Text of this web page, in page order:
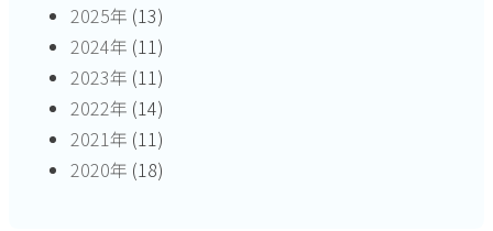
2025年 (13)
2024年 (11)
2023年 (11)
2022年 (14)
2021年 (11)
2020年 (18)